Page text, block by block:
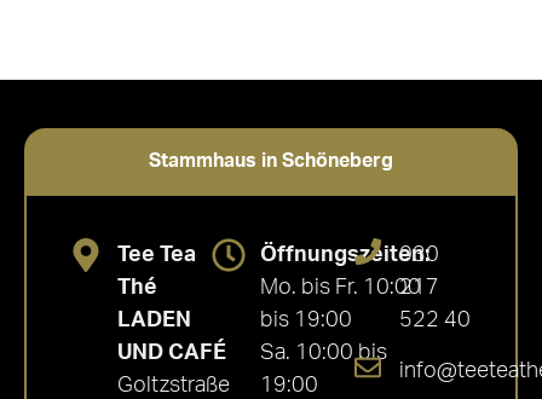
Stammhaus in Schöneberg
Tee Tea
Thé
LADEN
UND CAFÉ
Goltzstraße
Öffnungszeiten:
Mo. bis Fr. 10:00
bis 19:00
Sa. 10:00 bis
19:00
030
217
522 40